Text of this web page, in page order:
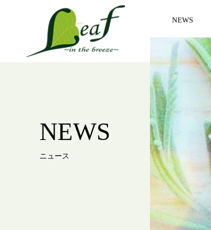
NEWS
NEWS
ニュース